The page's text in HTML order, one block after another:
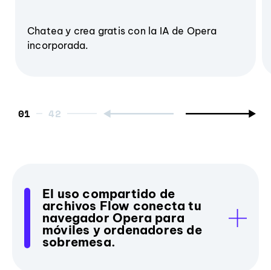
Chatea y crea gratis con la IA de Opera
incorporada.
01
El uso compartido de
archivos Flow conecta tu
navegador Opera para
móviles y ordenadores de
sobremesa.